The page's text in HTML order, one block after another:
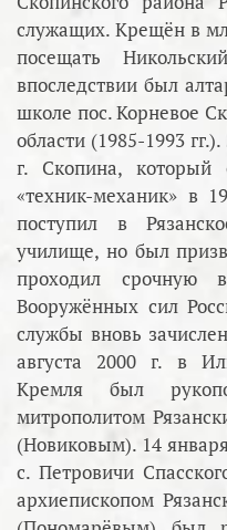
служащих. Крещён в
посещать
впоследствии был
школе пос. Корневое
области (1985-1993
г. Скопина, который
«техник-механик» в
поступил в
училище, но был
проходил срочную
Вооружённых сил
службы вновь
августа 2000 г. в
Кремля был
митрополитом
(Новиковым). 14
с. Петровичи
архиепископом